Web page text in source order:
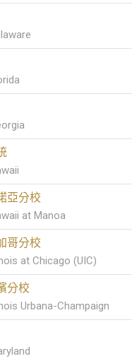
亞分校
at Manoa
哥分校
at Chicago (UIC)
分校
Urbana-Champaign